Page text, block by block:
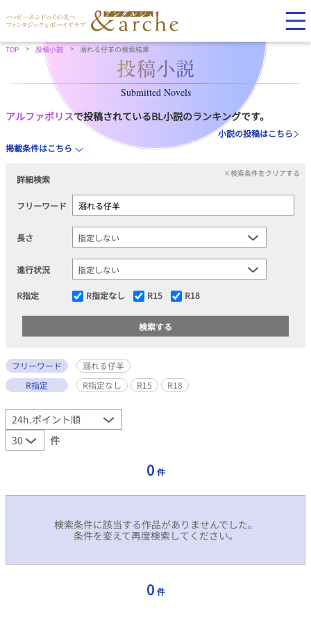
TOP 投稿小説 溺れる仔羊の検索結果
Submitted Novels
アルファポリスで投稿されているBL小説のランキングです。
小説の投稿はこちら
掲載条件はこちら
詳細検索
×検索条件をクリアする
フリーワード
長さ
進行状況
R指定 R指定なし R15 R18
フリーワード
溺れる仔羊
R指定
R指定なし R15 R18
件
0 件
検索条件に該当する作品がありませんでした。
条件を変えて再度検索してください。
0 件